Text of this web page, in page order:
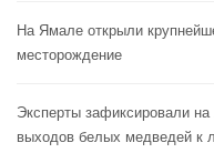
На Ямале открыли
месторождение
Эксперты зафиксировали
выходов белых медведей к